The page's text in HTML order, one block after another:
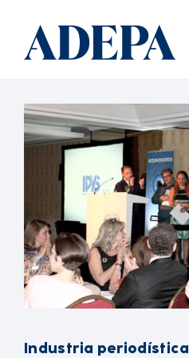
Industria periodística